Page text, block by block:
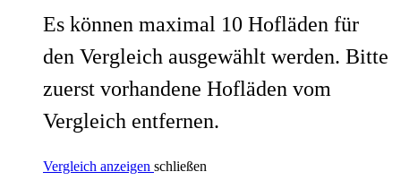
Es können maximal 10 Hofläden für
den Vergleich ausgewählt werden. Bitte
zuerst vorhandene Hofläden vom
Vergleich entfernen.
Vergleich anzeigen schließen